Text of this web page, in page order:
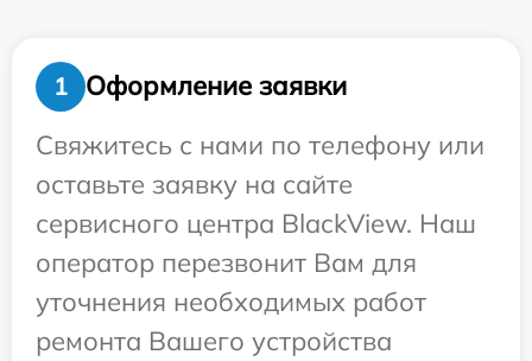
1
Оформление заявки
Свяжитесь с нами по телефону или
оставьте заявку на сайте
сервисного центра BlackView. Наш
оператор перезвонит Вам для
уточнения необходимых работ
ремонта Вашего устройства